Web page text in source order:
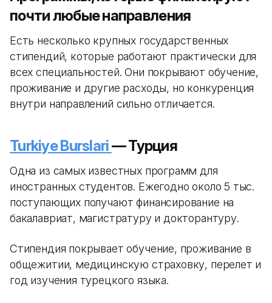
почти любые направления
Есть несколько крупных государственных
стипендий, которые работают практически для
всех специальностей. Они покрывают обучение,
проживание и другие расходы, но конкуренция
внутри направлений сильно отличается.
Turkiye Burslari— Турция
Одна из самых известных программ для
иностранных студентов. Ежегодно около 5 тыс.
поступающих получают финансирование на
бакалавриат, магистратуру и докторантуру.
Стипендия покрывает обучение, проживание в
общежитии, медицинскую страховку, перелет и
год изучения турецкого языка.